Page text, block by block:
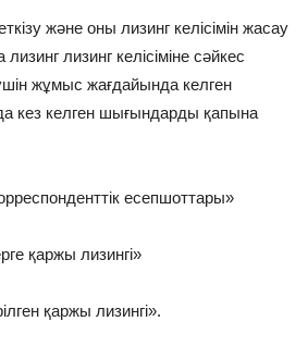
және оны лизинг келісімін жасау
лизинг келісіміне сәйкес
жұмыс жағдайында келген
кез келген шығындарды қапына
есепшоттары»
қаржы лизингі»
қаржы лизингі».